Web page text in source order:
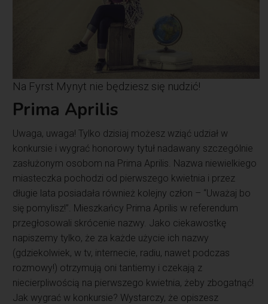
Na Fyrst Mynyt nie będziesz się nudzić!
Prima Aprilis
Uwaga, uwaga! Tylko dzisiaj możesz wziąć udział w
konkursie i wygrać honorowy tytuł nadawany szczególnie
zasłużonym osobom na Prima Aprilis. Nazwa niewielkiego
miasteczka pochodzi od pierwszego kwietnia i przez
długie lata posiadała również kolejny człon – “Uważaj bo
się pomylisz!”. Mieszkańcy Prima Aprilis w referendum
przegłosowali skrócenie nazwy. Jako ciekawostkę
napiszemy tylko, że za każde użycie ich nazwy
(gdziekolwiek, w tv, internecie, radiu, nawet podczas
rozmowy!) otrzymują oni tantiemy i czekają z
niecierpliwością na pierwszego kwietnia, żeby zbogatnąć!
Jak wygrać w konkursie? Wystarczy, że opiszesz